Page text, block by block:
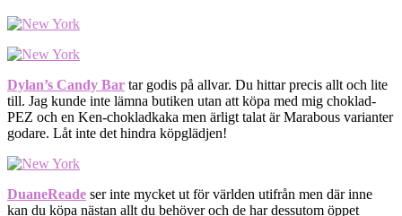
Dylan’s Candy Bar tar godis på allvar. Du hittar precis allt och lite
till. Jag kunde inte lämna butiken utan att köpa med mig choklad-
PEZ och en Ken-chokladkaka men ärligt talat är Marabous varianter
godare. Låt inte det hindra köpglädjen!
DuaneReade ser inte mycket ut för världen utifrån men där inne
kan du köpa nästan allt du behöver och de har dessutom öppet